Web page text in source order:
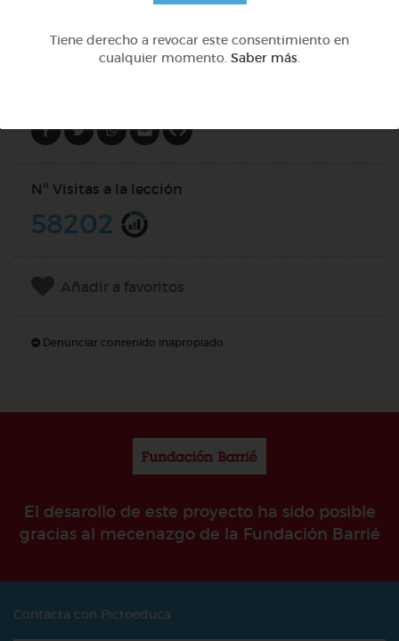
DOCS (2)
Nº Visitas a la lección
58202
Añadir a favoritos
Denunciar contenido inapropiado
El desarollo de este proyecto ha sido posible
gracias al mecenazgo de la Fundación Barrié
Contacta con Pictoeduca
Tiene derecho a revocar este consentimiento en
cualquier momento. Saber más.